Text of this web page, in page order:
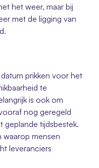
het weer, maar bij
met de ligging van
prikken voor het
te
is ook om
nog geregeld
geplande tijdsbestek.
waarop mensen
leveranciers